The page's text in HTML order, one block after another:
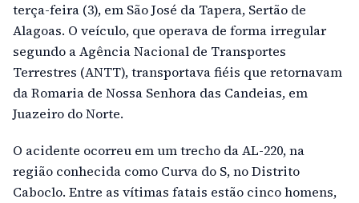
terça-feira (3), em São José da Tapera, Sertão de
Alagoas. O veículo, que operava de forma irregular
segundo a Agência Nacional de Transportes
Terrestres (ANTT), transportava fiéis que retornavam
da Romaria de Nossa Senhora das Candeias, em
Juazeiro do Norte.
O acidente ocorreu em um trecho da AL-220, na
região conhecida como Curva do S, no Distrito
Caboclo. Entre as vítimas fatais estão cinco homens,